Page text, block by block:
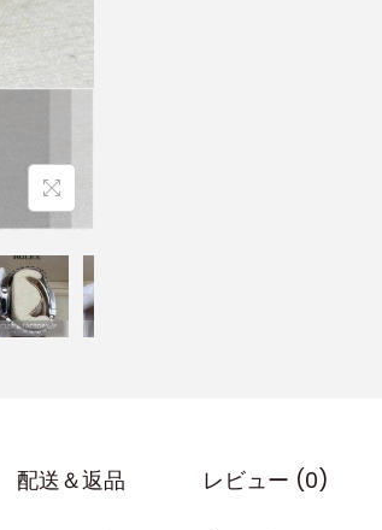
配送＆返品 レビュー (0)